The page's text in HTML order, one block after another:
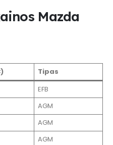
Mazda
Tipas
EFB
AGM
AGM
AGM